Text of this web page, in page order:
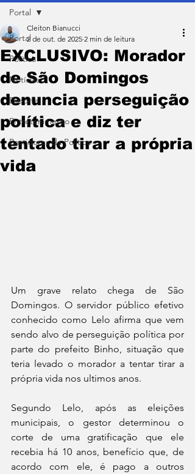
Portal
Política
Notícias
Esporte
Entretenimento
Bastidores da Política
Portal
EXCLUSIVO: Morador
de São Domingos
denuncia perseguição
política e diz ter
tentado tirar a própria
vida
Cleiton Bianucci
2 de out. de 2025 2 min de leitura
Um grave relato chega de São
Domingos. O servidor público efetivo
conhecido como Lelo afirma que vem
sendo alvo de perseguição política por
parte do prefeito Binho, situação que
teria levado o morador a tentar tirar a
própria vida nos ultimos anos.
Segundo Lelo, após as eleições
municipais, o gestor determinou o
corte de uma gratificação que ele
recebia há 10 anos, benefício que, de
acordo com ele, é pago a outros